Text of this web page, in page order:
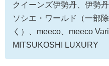
クイーンズ伊勢丹、伊勢
ソシエ・ワールド（一部
く）、meeco、meeco
MITSUKOSHI LUXURY